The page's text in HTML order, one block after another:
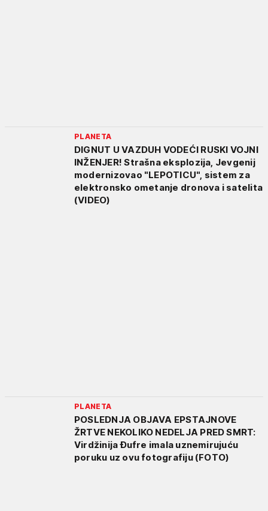
PLANETA
DIGNUT U VAZDUH VODEĆI RUSKI VOJNI
INŽENJER! Strašna eksplozija, Jevgenij
modernizovao "LEPOTICU", sistem za
elektronsko ometanje dronova i satelita
(VIDEO)
PLANETA
POSLEDNJA OBJAVA EPSTAJNOVE
ŽRTVE NEKOLIKO NEDELJA PRED SMRT:
Virdžinija Đufre imala uznemirujuću
poruku uz ovu fotografiju (FOTO)